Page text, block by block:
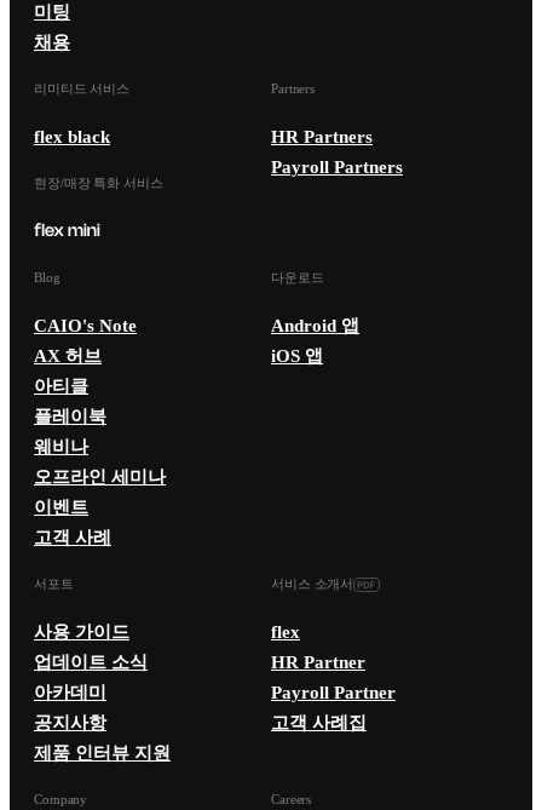
미팅
채용
리미티드 서비스
flex black
현장/매장 특화 서비스
Partners
HR Partners
Payroll Partners
Blog
CAIO's Note
AX 허브
아티클
플레이북
웨비나
오프라인 세미나
이벤트
고객 사례
다운로드
Android 앱
iOS 앱
서포트
사용 가이드
업데이트 소식
아카데미
공지사항
제품 인터뷰 지원
서비스 소개서
flex
HR Partner
Payroll Partner
고객 사례집
Company Careers